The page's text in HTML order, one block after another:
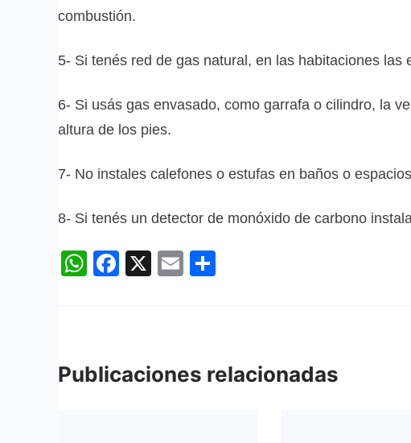
combustión.
5- Si tenés red de gas natural, en las habitaciones las
6- Si usás gas envasado, como garrafa o cilindro, la
altura de los pies.
7- No instales calefones o estufas en baños o
8- Si tenés un detector de monóxido de carbono
WhatsApp
Facebook
X Email
Publicaciones relacionadas